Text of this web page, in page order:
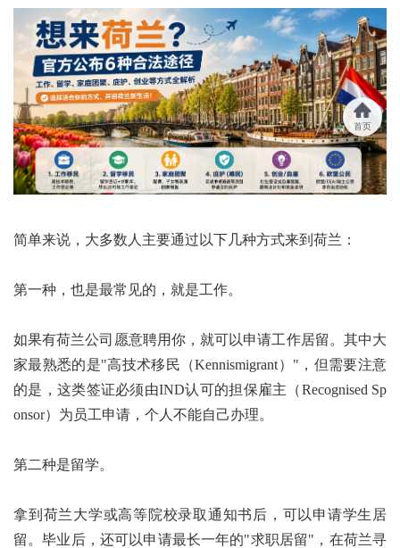
简单来说，大多数人主要通过以下几种方式来到荷兰：
第一种，也是最常见的，就是工作。
如果有荷兰公司愿意聘用你，就可以申请工作居留。其中大
家最熟悉的是"高技术移民（Kennismigrant）"，但需要注意
的是，这类签证必须由IND认可的担保雇主（Recognised Sp
onsor）为员工申请，个人不能自己办理。
第二种是留学。
拿到荷兰大学或高等院校录取通知书后，可以申请学生居
留。毕业后，还可以申请最长一年的"求职居留"，在荷兰寻
首页